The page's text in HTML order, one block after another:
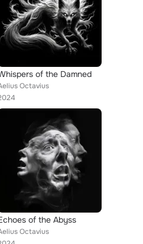
of the Damned
Octavius
of the Abyss
Octavius